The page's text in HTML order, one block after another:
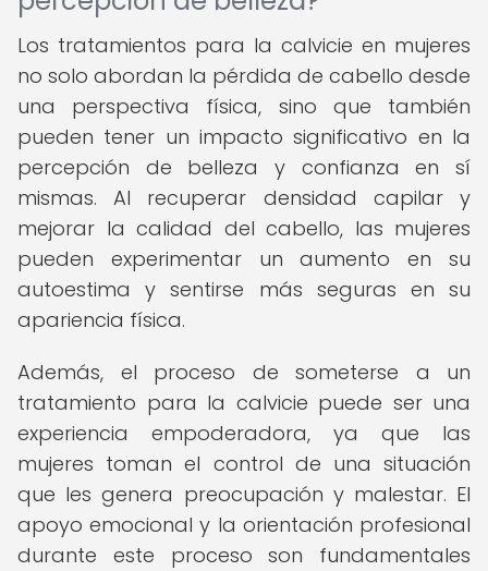
Los tratamientos para la calvicie en mujeres
no solo abordan la pérdida de cabello desde
una perspectiva física, sino que también
pueden tener un impacto significativo en la
percepción de belleza y confianza en sí
mismas. Al recuperar densidad capilar y
mejorar la calidad del cabello, las mujeres
pueden experimentar un aumento en su
autoestima y sentirse más seguras en su
apariencia física.
Además, el proceso de someterse a un
tratamiento para la calvicie puede ser una
experiencia empoderadora, ya que las
mujeres toman el control de una situación
que les genera preocupación y malestar. El
apoyo emocional y la orientación profesional
durante este proceso son fundamentales